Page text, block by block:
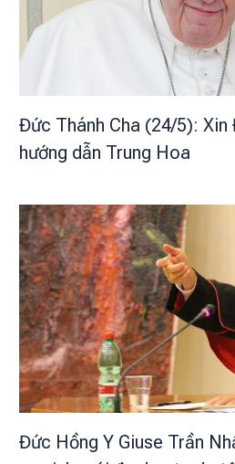
Đức Thánh Cha (24/5):
hướng dẫn Trung Hoa
Đức Hồng Y Giuse Trần